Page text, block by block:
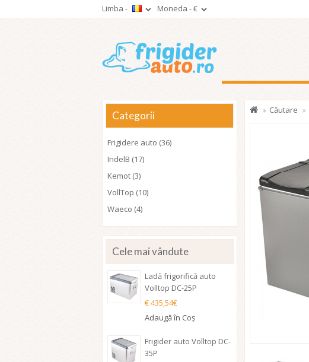
Limba - Moneda -€
Categorii
Frigidere auto (36)
IndelB (17)
Kemot (3)
VollTop (10)
Waeco (4)
Cele mai vândute
Ladă frigorifică auto
Volltop DC-25P
€ 435,54€
Adaugă în Coş
Frigider auto Volltop DC-
35P
Căutare